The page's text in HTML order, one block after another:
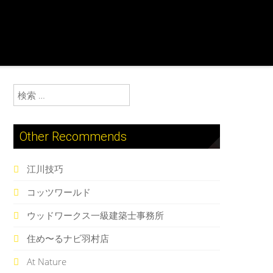
検索:
Other Recommends
江川技巧
コッツワールド
ウッドワークス一級建築士事務所
住め〜るナビ羽村店
At Nature